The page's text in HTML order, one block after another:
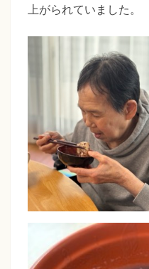
上がられていました。